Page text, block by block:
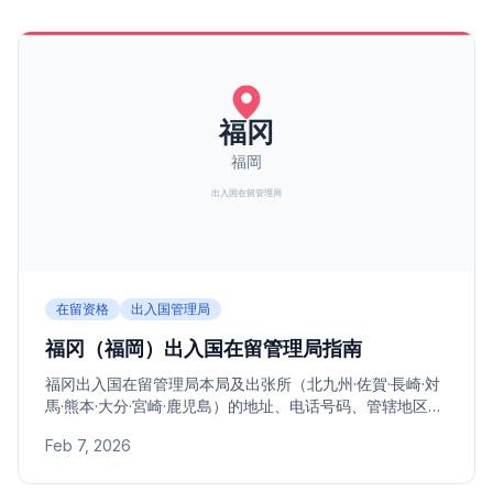
在留资格 出入国管理局
福冈（福岡）出入国在留管理局指南
福冈出入国在留管理局本局及出张所（北九州·佐賀·長崎·対
馬·熊本·大分·宮崎·鹿児島）的地址、电话号码、管辖地区指
Feb 7, 2026